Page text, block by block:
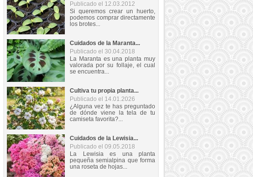
Publicado el 12.03.2012
Si queremos crear un huerto,
podemos comprar directamente
los brotes...
Cuidados de la Maranta...
Publicado el 30.04.2018
La Maranta es una planta muy
valorada por su follaje, el cual
se encuentra...
Cultiva tu propia planta...
Publicado el 14.01.2026
¿Alguna vez te has preguntado
de dónde viene la tela de tu
camiseta favorita?...
Cuidados de la Lewisia...
Publicado el 09.05.2018
La Lewisia es una planta
pequeña semialpina que forma
una roseta de hojas...